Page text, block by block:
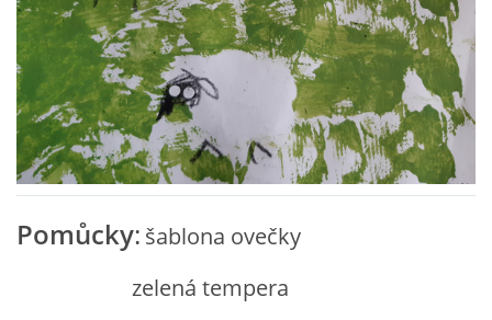
VZDĚLÁVACÍ BLOK ZÁŘÍ
VZDĚLÁVACÍ BLOK ŘÍJEN
VZDĚLÁVACÍ BLOK LISTOPAD
VZDĚLÁVACÍ BLOK PROSINEC
Pomůcky: šablona ovečky
zelená tempera